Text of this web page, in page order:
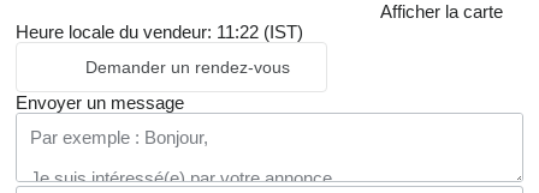
Afficher la carte
Heure locale du vendeur: 11:22 (IST)
Demander un rendez-vous
Envoyer un message